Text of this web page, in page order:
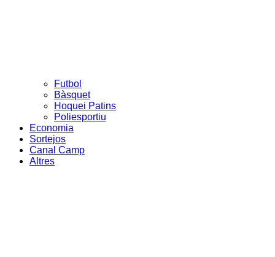
Futbol
Bàsquet
Hoquei Patins
Poliesportiu
Economia
Sortejos
Canal Camp
Altres